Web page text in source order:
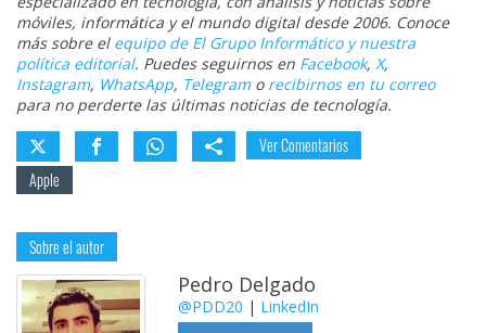
móviles, informática y el mundo digital desde 2006. Conoce
más sobre el equipo de El Grupo Informático y nuestra
política editorial. Puedes seguirnos en Facebook, X,
Instagram, WhatsApp, Telegramo recibirnos en tu correo
para no perderte las últimas noticias de tecnología.
Ver Comentarios
Apple
Sobre el autor
Pedro Delgado
@PDD20 | LinkedIn